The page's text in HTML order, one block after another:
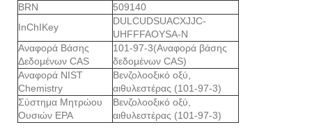
BRN
509140
InChIKey
DULCUDSUACXJJC-
UHFFFAOYSA-N
Αναφορά Βάσης
Δεδομένων CAS
101-97-3(Αναφορά βάσης
δεδομένων CAS)
Αναφορά NIST
Chemistry
Βενζολοοξικό οξύ,
αιθυλεστέρας (101-97-3)
Σύστημα Μητρώου
Ουσιών EPA
Βενζολοοξικό οξύ,
αιθυλεστέρας (101-97-3)